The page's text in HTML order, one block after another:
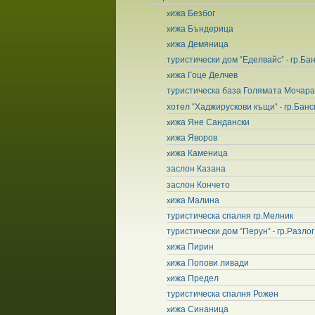
xижа Безбог
xижа Бъндерица
xижа Демяница
туристически дом "Еделвайс" -
xижа Гоце Делчев
туристическа база Голямата Мочара
хотел "Хаджирускови къщи" -
xижа Яне Сандански
xижа Яворов
xижа Каменица
заслон Казана
заслон Кончето
xижа Малина
туристическа спалня гр.Мелник
туристически дом "Перун" - гр.Разлог
xижа Пирин
xижа Попови ливади
xижа Предел
туристическа спалня Рожен
xижа Синаница